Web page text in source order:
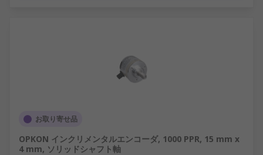
お取り寄せ品
OPKON インクリメンタルエンコーダ, 1000 PPR, 15 mm x
4 mm, ソリッドシャフト軸